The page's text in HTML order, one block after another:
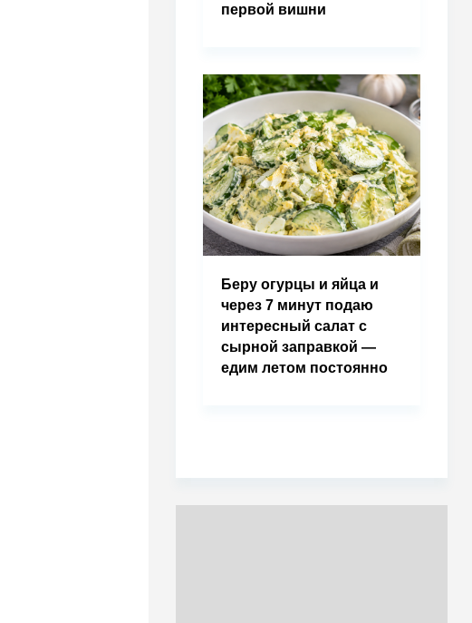
первой вишни
Беру огурцы и яйца и
через 7 минут подаю
интересный салат с
сырной заправкой —
едим летом постоянно